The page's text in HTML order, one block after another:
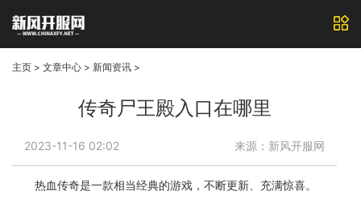
主页 > 文章中心 > 新闻资讯 >
传奇尸王殿入口在哪里
2023-11-16 02:02 来源：新风开服网
热血传奇是一款相当经典的游戏，不断更新、充满惊喜。